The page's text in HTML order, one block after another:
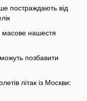
постраждають від
масове нашестя
позбавити
літак із Москви: